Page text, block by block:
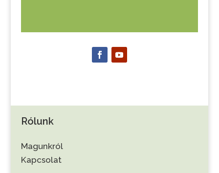
Rólunk
Magunkról
Kapcsolat